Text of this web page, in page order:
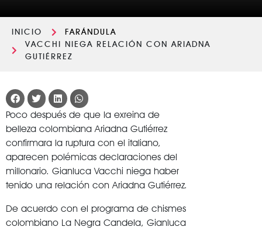
INICIO
FARÁNDULA
VACCHI NIEGA RELACIÓN CON ARIADNA
GUTIÉRREZ
Poco después de que la exreina de
belleza colombiana Ariadna Gutiérrez
confirmara la ruptura con el italiano,
aparecen polémicas declaraciones del
millonario. Gianluca Vacchi niega haber
tenido una relación con Ariadna Gutiérrez.
De acuerdo con el programa de chismes
colombiano La Negra Candela, Gianluca